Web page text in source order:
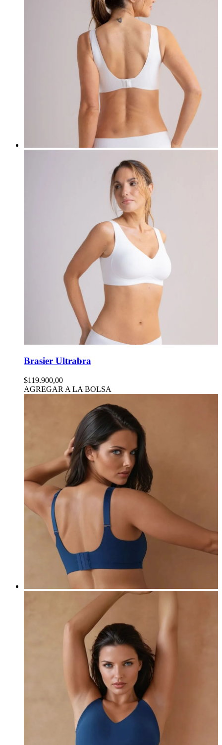
Brasier Ultrabra
$119.900,00
AGREGAR A LA BOLSA